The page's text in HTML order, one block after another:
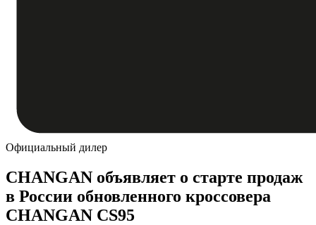
Официальный дилер
CHANGAN объявляет о старте продаж
в России обновленного кроссовера
CHANGAN CS95